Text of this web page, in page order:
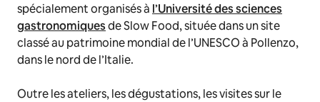
spécialement organisés à l’Université des sciences
gastronomiquesde Slow Food, située dans un site
classé au patrimoine mondial de l’UNESCO à Pollenzo,
dans le nord de l’Italie.
Outre les ateliers, les dégustations, les visites sur le